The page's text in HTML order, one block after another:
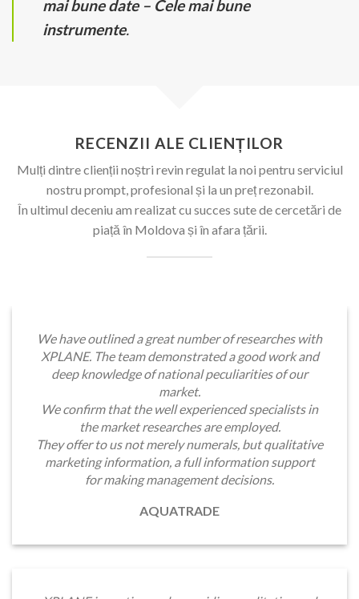
mai bune date – Cele mai bune
instrumente.
RECENZII ALE CLIENȚILOR
Mulți dintre clienții noștri revin regulat la noi pentru serviciul
nostru prompt, profesional și la un preț rezonabil.
În ultimul deceniu am realizat cu succes sute de cercetări de
piață în Moldova și în afara țării.
a great number of researches with
demonstrated a good work and
of national peculiarities of our
well experienced specialists in
researches are employed.
merely numerals, but qualitative
a full information support
management decisions.
GfK
XPLANE used
GfK Ukraine
by handling
conducting)